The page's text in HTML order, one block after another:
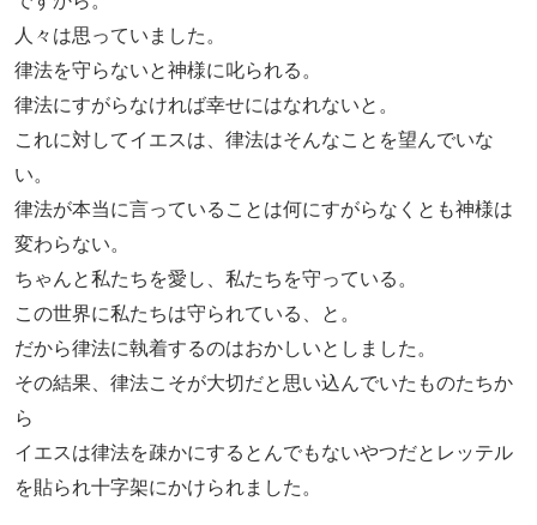
人々は思っていました。
律法を守らないと神様に叱られる。
律法にすがらなければ幸せにはなれないと。
これに対してイエスは、律法はそんなことを望んでいな
い。
律法が本当に言っていることは何にすがらなくとも神様は
変わらない。
ちゃんと私たちを愛し、私たちを守っている。
この世界に私たちは守られている、と。
だから律法に執着するのはおかしいとしました。
その結果、律法こそが大切だと思い込んでいたものたちか
ら
イエスは律法を疎かにするとんでもないやつだとレッテル
を貼られ十字架にかけられました。